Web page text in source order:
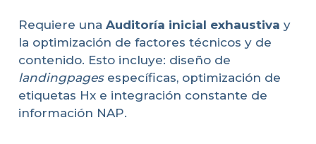
Requiere una Auditoría inicial exhaustiva y
la optimización de factores técnicos y de
contenido. Esto incluye: diseño de
landingpagesespecíficas, optimización de
etiquetas Hx e integración constante de
información NAP.